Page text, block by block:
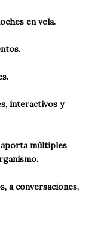
en vela.
interactivos y
aporta múltiples
a conversaciones,